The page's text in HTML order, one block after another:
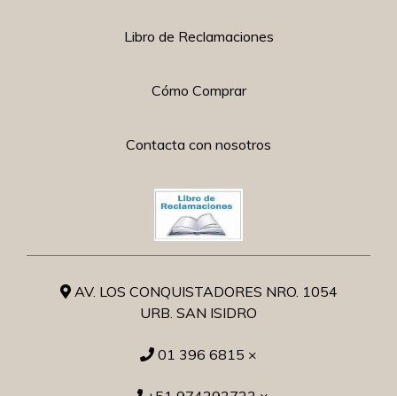
Libro de Reclamaciones
Cómo Comprar
Contacta con nosotros
AV. LOS CONQUISTADORES NRO. 1054
URB. SAN ISIDRO
01 396 6815 ×